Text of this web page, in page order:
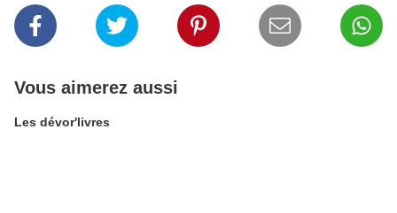
Vous aimerez aussi
Les dévor'livres